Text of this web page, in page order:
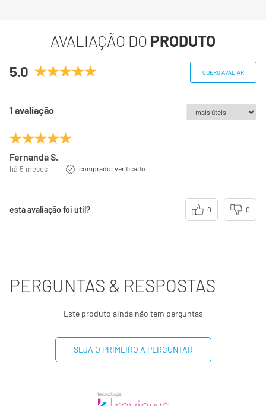
**
Fibra alimentar
Sódio
dependendo de suas necessidades energéticas
AVALIAÇÃO DO PRODUTO
5.0 QUERO AVALIAR
1 avaliação
Fernanda S.
há 5 meses comprador verificado
esta avaliação foi útil? 0 0
PERGUNTAS & RESPOSTAS
Este produto ainda não tem perguntas
SEJA O PRIMEIRO A PERGUNTAR